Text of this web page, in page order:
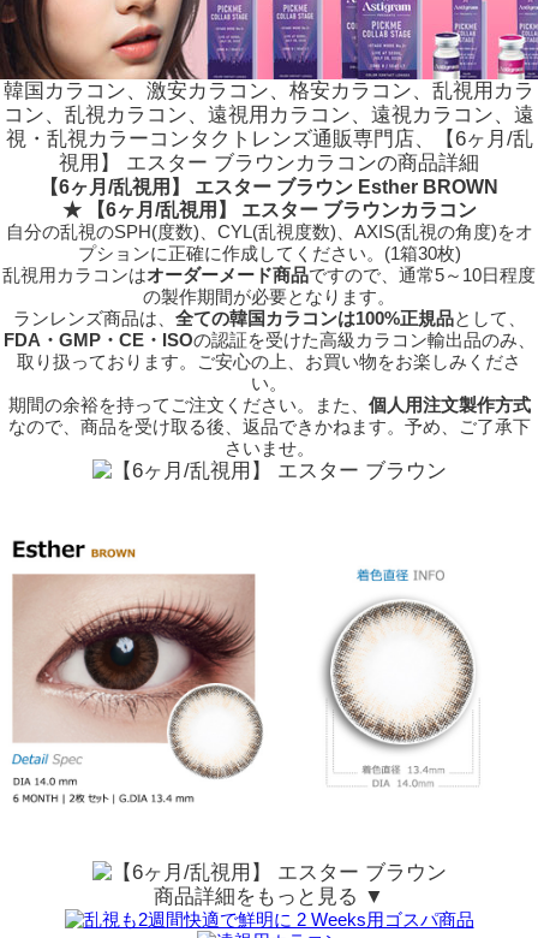
韓国カラコン、激安カラコン、格安カラコン、乱視用カラ
コン、乱視カラコン、遠視用カラコン、遠視カラコン、遠
視・乱視カラーコンタクトレンズ通販専門店、【6ヶ月/乱
視用】 エスター ブラウンカラコンの商品詳細
【6ヶ月/乱視用】 エスター ブラウン Esther BROWN
★ 【6ヶ月/乱視用】 エスター ブラウンカラコン
自分の乱視のSPH(度数)、CYL(乱視度数)、AXIS(乱視の角度)をオ
プションに正確に作成してください。(1箱30枚)
乱視用カラコンはオーダーメード商品ですので、 通常5～10日程度
の製作期間が必要となります。
ランレンズ商品は、 全ての韓国カラコンは100%正規品として、
FDA・GMP・CE・ISOの認証を受けた高級カラコン輸出品のみ、
取り扱っております。ご安心の上、お買い物をお楽しみくださ
い。
期間の余裕を持ってご注文ください。また、 個人用注文製作方式
なので、商品を受け取る後、返品できかねます。予め、ご了承下
さいませ。
商品詳細をもっと見る ▼